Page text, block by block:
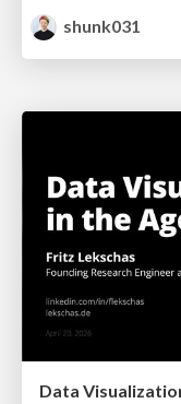
shunk031
Data